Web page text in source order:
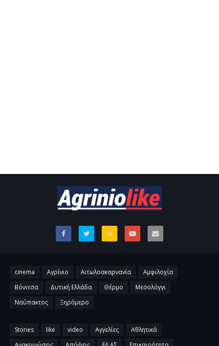
cinema Αγρίνιο Αιτωλοακαρνανία
Αμφιλοχία
Βόνιτσα
Δυτική Ελλάδα Θέρμο
Μεσολόγγι
Ναύπακτος
Ξηρόμερο
Stories like video Αγγελίες
Αθλητικά